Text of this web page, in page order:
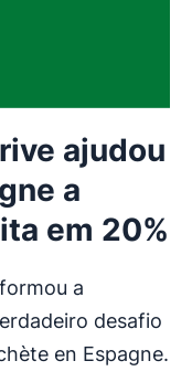
ajudou
a
em 20%
a
desafio
en Espagne.